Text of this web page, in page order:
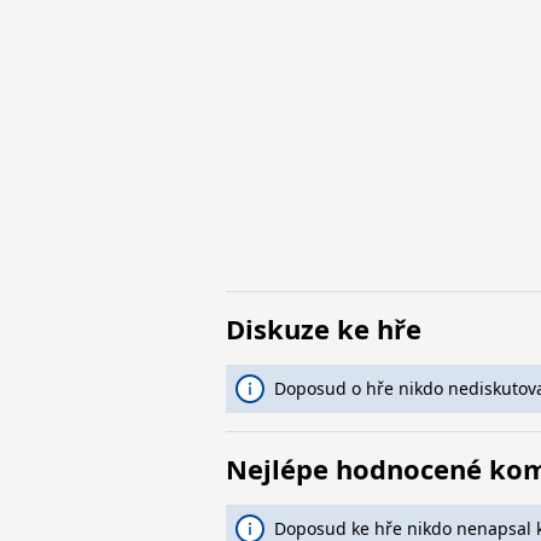
Diskuze ke hře
Doposud o hře nikdo
Nejlépe hodnocené
Doposud ke hře nikdo nenapsal